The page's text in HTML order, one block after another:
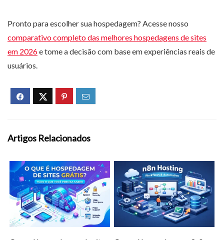
Pronto para escolher sua hospedagem? Acesse nosso
comparativo completo das melhores hospedagens de sites
em 2026e tome a decisão com base em experiências reais de
usuários.
Artigos Relacionados